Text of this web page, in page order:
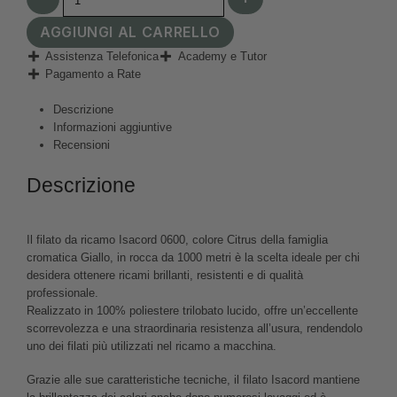
AGGIUNGI AL CARRELLO
Assistenza Telefonica
Academy e Tutor
Pagamento a Rate
Descrizione
Informazioni aggiuntive
Recensioni
Descrizione
Il filato da ricamo Isacord 0600, colore Citrus della famiglia
cromatica Giallo, in rocca da 1000 metri è la scelta ideale per chi
desidera ottenere ricami brillanti, resistenti e di qualità
professionale.
Realizzato in 100% poliestere trilobato lucido, offre un’eccellente
scorrevolezza e una straordinaria resistenza all’usura, rendendolo
uno dei filati più utilizzati nel ricamo a macchina.
Grazie alle sue caratteristiche tecniche, il filato Isacord mantiene